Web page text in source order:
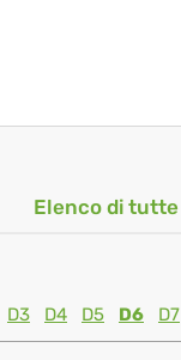
Elenco di
D3 D4 D5 D6 D7